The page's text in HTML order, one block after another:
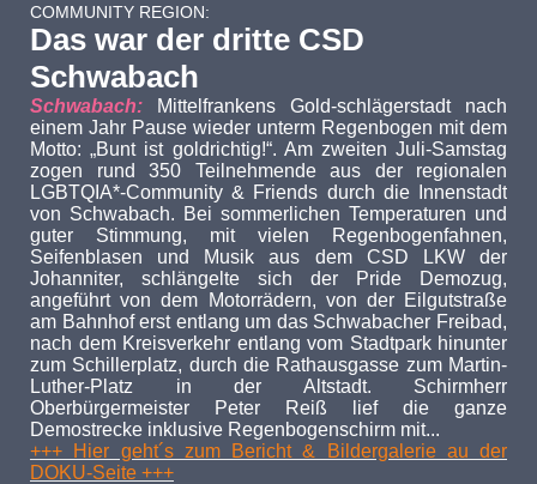
COMMUNITY REGION:
Das war der dritte CSD
Schwabach
Schwabach:
Mittelfrankens Gold-schlägerstadt nach
einem Jahr Pause wieder unterm Regenbogen mit dem
Motto: „Bunt ist goldrichtig!“. Am zweiten Juli-Samstag
zogen rund 350 Teilnehmende aus der regionalen
LGBTQIA*-Community & Friends durch die Innenstadt
von Schwabach. Bei sommerlichen Temperaturen und
guter Stimmung, mit vielen Regenbogenfahnen,
Seifenblasen und Musik aus dem CSD LKW der
Johanniter, schlängelte sich der Pride Demozug,
angeführt von dem Motorrädern, von der Eilgutstraße
am Bahnhof erst entlang um das Schwabacher Freibad,
nach dem Kreisverkehr entlang vom Stadtpark hinunter
zum Schillerplatz, durch die Rathausgasse zum Martin-
Luther-Platz in der Altstadt. Schirmherr
Oberbürgermeister Peter Reiß lief die ganze
Demostrecke inklusive Regenbogenschirm mit...
+++ Hier geht´s zum Bericht & Bildergalerie au der
DOKU-Seite +++